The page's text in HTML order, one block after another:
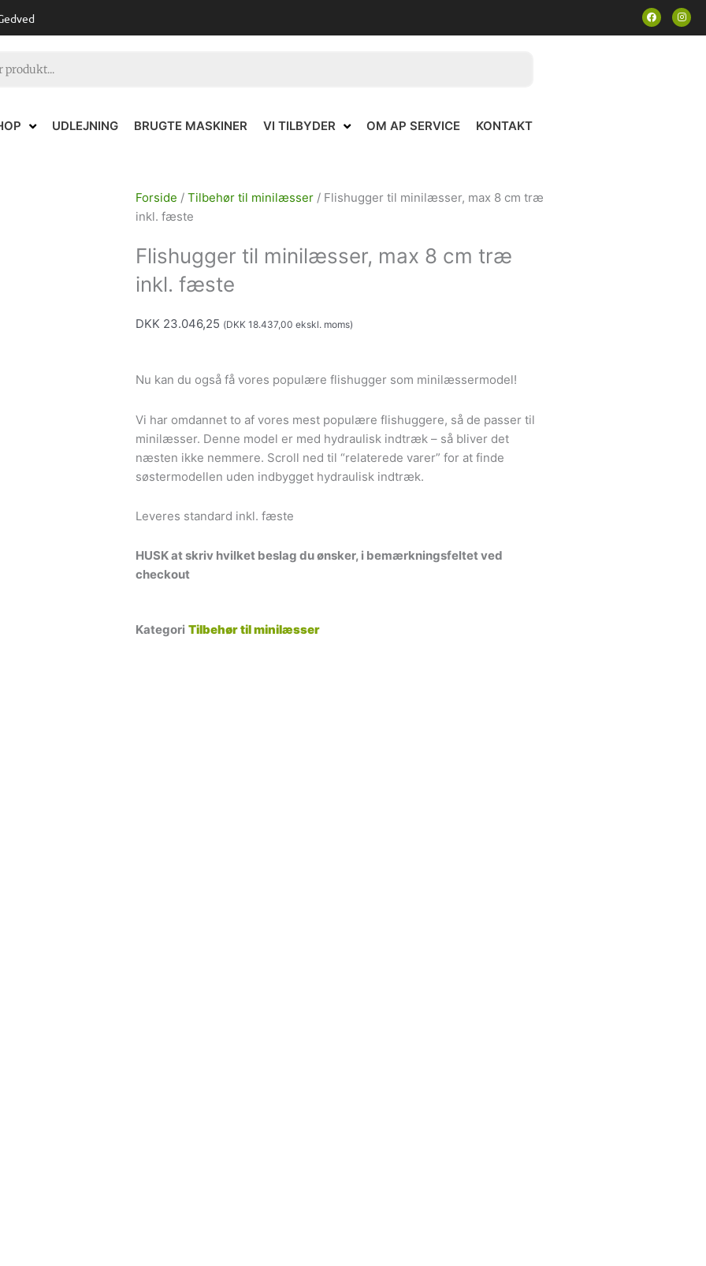
F
a
c
I
n
s
UDLEJNING BRUGTE MASKINER VI TILBYDER OM AP SERVICE KONTAKT
Forside / Tilbehør til minilæsser / Flishugger til minilæsser, max 8 cm træ
inkl. fæste
Flishugger til minilæsser, max 8 cm træ
inkl. fæste
DKK 23.046,25 (DKK 18.437,00 ekskl. moms)
Nu kan du også få vores populære flishugger som minilæssermodel!
Vi har omdannet to af vores mest populære flishuggere, så de passer til
minilæsser. Denne model er med hydraulisk indtræk – så bliver det
næsten ikke nemmere. Scroll ned til “relaterede varer” for at finde
søstermodellen uden indbygget hydraulisk indtræk.
Leveres standard inkl. fæste
HUSK at skriv hvilket beslag du ønsker, i bemærkningsfeltet ved
checkout
Kategori Tilbehør til minilæsser